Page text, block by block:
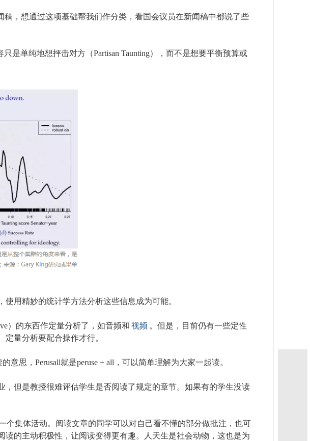
稿，想通过这项基础帮我们作分类，看国会议员在新闻稿中都说了些
是单纯地想抨击对方（Partisan Taunting），而不是想要平衡预算或
用精妙的统计学方法分析这些信息成为可能。
）的东西作定量分析了，如音频和 视频 。但是，目前仍有一些定性
定量分析要配合操作才行。
意思，Perusall就是peruse + all，可以简单理解为大家一起读。
但是教授很难评估学生是否阅读了规定的章节。如果有的学生没读
个集体活动。阅读文章的同学可以对自己看不懂的部分做批注，也可
的主动积极性，让阅读变得更有趣。人天生是社会动物，这也是为